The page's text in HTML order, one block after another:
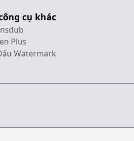
cụ khác
Plus
Watermark